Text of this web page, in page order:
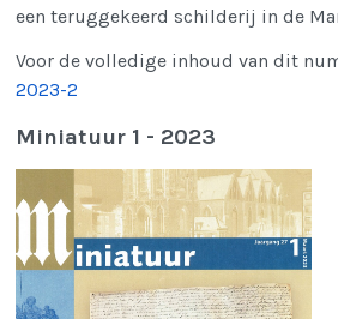
een teruggekeerd schilderij in de
Voor de volledige inhoud van dit
2023-2
Miniatuur 1 - 2023